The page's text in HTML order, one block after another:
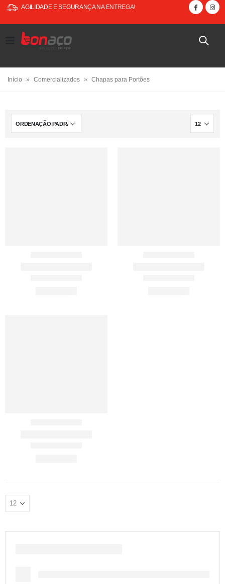
AGILIDADE E SEGURANÇA NA ENTREGA!
Início » Comercializados » Chapas para Portões